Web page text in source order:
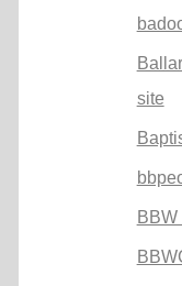
site